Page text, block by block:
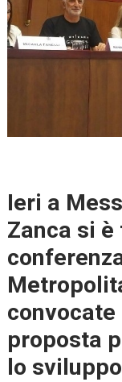
Ieri a
Zanca si
proposta
lo